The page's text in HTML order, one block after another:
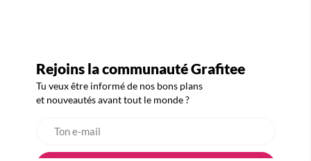
Rejoins la communauté Grafitee
Tu veux être informé de nos bons plans
et nouveautés avant tout le monde ?